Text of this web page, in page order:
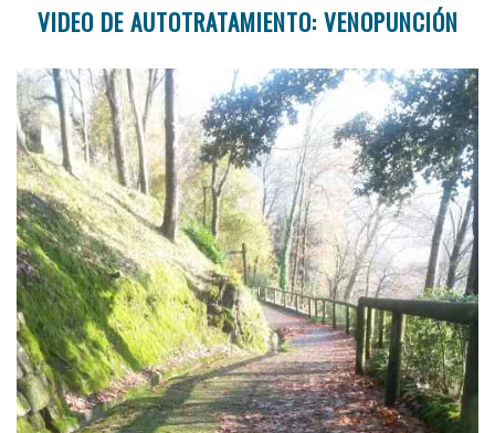
VIDEO DE AUTOTRATAMIENTO: VENOPUNCIÓN